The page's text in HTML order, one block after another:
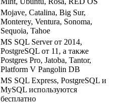
Mojave, Catalina, Big Sur,
Monterey, Ventura, Sonoma,
Sequoia, Tahoe
MS SQL Server от 2014,
PostgreSQL от 11, а также
Postgres Pro, Jatoba, Tantor,
Platform V Pangolin DB
MS SQL Express, PostgreSQL и
MySQL используются
бесплатно